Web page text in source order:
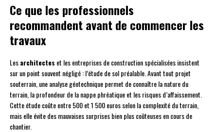
Ce que les professionnels
recommandent avant de commencer les
travaux
Lesarchitectes et les entreprises de construction spécialisées insistent
sur un point souvent négligé : l’étude de sol préalable. Avant tout projet
souterrain, une analyse géotechnique permet de connaître la nature du
terrain, la profondeur de la nappe phréatique et les risques d’affaissement.
Cette étude coûte entre 500 et 1 500 euros selon la complexité du terrain,
mais elle évite des mauvaises surprises bien plus coûteuses en cours de
chantier.